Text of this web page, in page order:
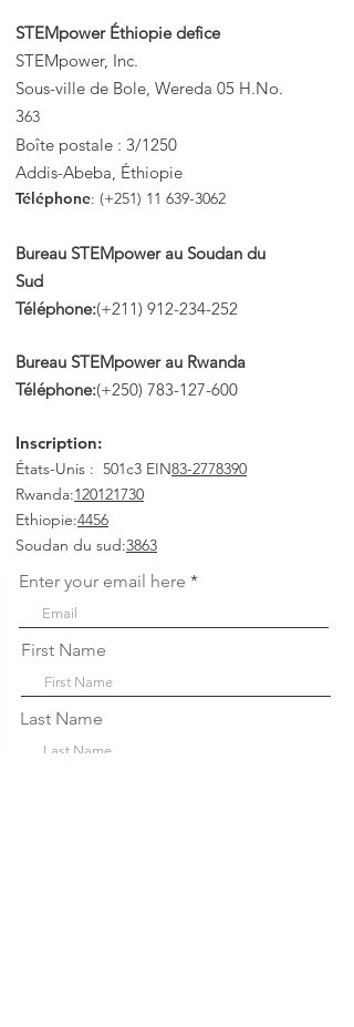
STEMpower Éthiopie defice
STEMpower, Inc.
Sous-ville de Bole, Wereda 05 H.No.
363
Boîte postale : 3/1250
Addis-Abeba, Éthiopie
Téléphone: (+251) 11 639-3062
Bureau STEMpower au Soudan du
Sud
Téléphone:(+211) 912-234-252
Bureau STEMpower au Rwanda
Téléphone:(+250) 783-127-600
Inscription:
États-Unis : 501c3 EIN83-2778390
Rwanda:120121730
Ethiopie:4456
Soudan du sud:3863
Enter your email here
First Name
Last Name